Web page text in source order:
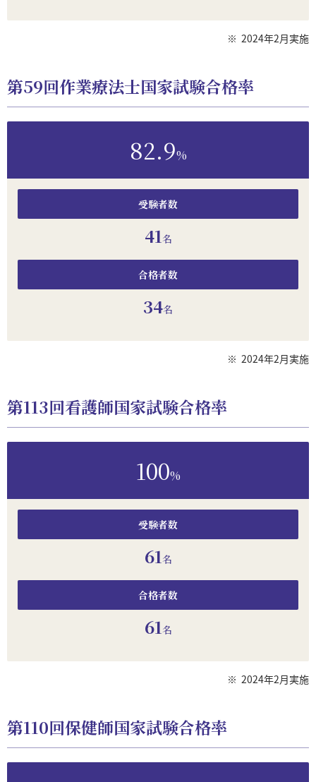
※ 2024年2月実施
第59回作業療法士国家試験合格率
82.9%
受験者数
41名
合格者数
34名
※ 2024年2月実施
第113回看護師国家試験合格率
100%
受験者数
61名
合格者数
61名
※ 2024年2月実施
第110回保健師国家試験合格率